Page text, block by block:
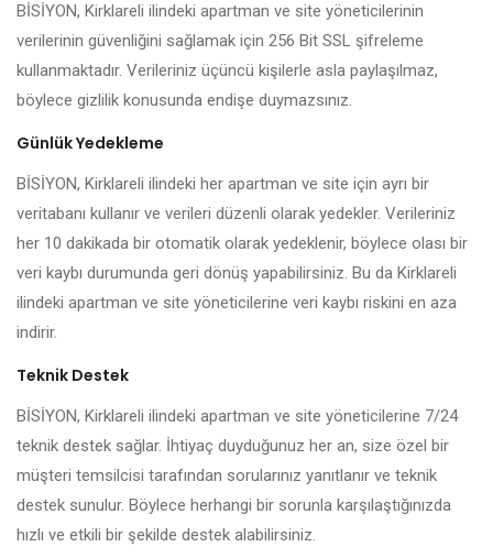
BİSİYON, Kirklareli ilindeki apartman ve site yöneticilerinin
verilerinin güvenliğini sağlamak için 256 Bit SSL şifreleme
kullanmaktadır. Verileriniz üçüncü kişilerle asla paylaşılmaz,
böylece gizlilik konusunda endişe duymazsınız.
Günlük Yedekleme
BİSİYON, Kirklareli ilindeki her apartman ve site için ayrı bir
veritabanı kullanır ve verileri düzenli olarak yedekler. Verileriniz
her 10 dakikada bir otomatik olarak yedeklenir, böylece olası bir
veri kaybı durumunda geri dönüş yapabilirsiniz. Bu da Kirklareli
ilindeki apartman ve site yöneticilerine veri kaybı riskini en aza
indirir.
Teknik Destek
BİSİYON, Kirklareli ilindeki apartman ve site yöneticilerine 7/24
teknik destek sağlar. İhtiyaç duyduğunuz her an, size özel bir
müşteri temsilcisi tarafından sorularınız yanıtlanır ve teknik
destek sunulur. Böylece herhangi bir sorunla karşılaştığınızda
hızlı ve etkili bir şekilde destek alabilirsiniz.